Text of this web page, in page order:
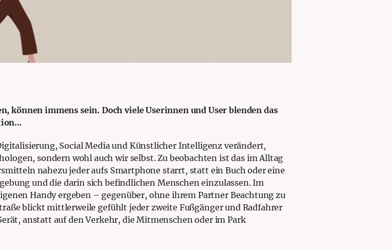
können immens sein. Doch viele Userinnen und User blenden das
Social Media und Künstlicher Intelligenz verändert,
sondern wohl auch wir selbst. Zu beobachten ist das im Alltag
nahezu jeder aufs Smartphone starrt, statt ein Buch oder eine
und die darin sich befindlichen Menschen einzulassen. Im
Handy ergeben – gegenüber, ohne ihrem Partner Beachtung zu
blickt mittlerweile gefühlt jeder zweite Fußgänger und Radfahrer
anstatt auf den Verkehr, die Mitmenschen oder im Park